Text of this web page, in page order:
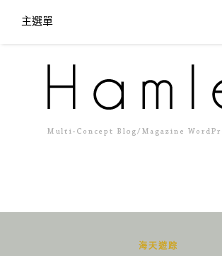
主選單
海天遊踪